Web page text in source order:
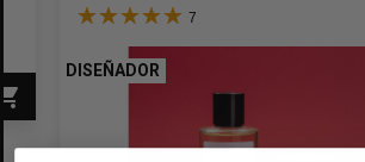
Crear lista de deseos
7
DISEÑADOR